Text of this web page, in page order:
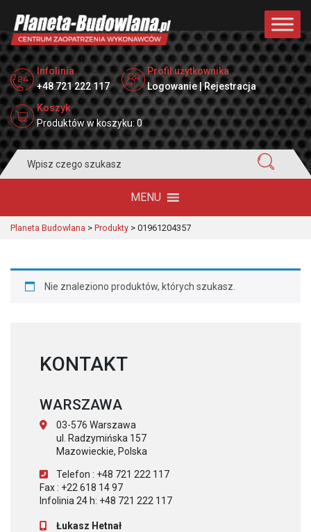
Infolinia
+48 721 222 117
Profil użytkownika
Logowanie | Rejestracja
Koszyk
Produktów w koszyku: 0
for:
MENU
Planeta Budowlana > Produkty > 01961204357
Nie znaleziono produktów, których szukasz.
KONTAKT
WARSZAWA
03-576 Warszawa
ul. Radzymińska 157
Mazowieckie, Polska
Telefon : +48 721 222 117
Fax : +22 618 14 97
Infolinia 24 h: +48 721 222 117
Łukasz Hetnał